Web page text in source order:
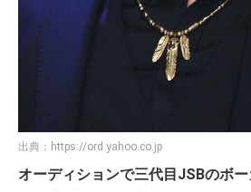
出典： https://ord.yahoo.co.jp
オーディションで三代目JSBのボー